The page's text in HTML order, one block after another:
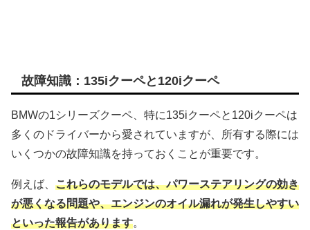
故障知識：135iクーペと120iクーペ
BMWの1シリーズクーペ、特に135iクーペと120iクーペは
多くのドライバーから愛されていますが、所有する際には
いくつかの故障知識を持っておくことが重要です。
例えば、 これらのモデルでは、パワーステアリングの効き
が悪くなる問題や、エンジンのオイル漏れが発生しやすい
といった報告があります。